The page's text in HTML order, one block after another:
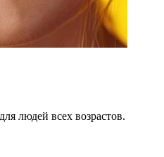
людей всех возрастов.